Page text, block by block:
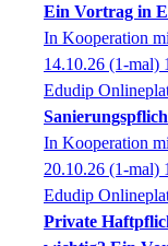
Ein Vortrag in
In Kooperation
14.10.26 (1-mal)
Edudip
In Kooperation
20.10.26 (1-mal)
Edudip
Private